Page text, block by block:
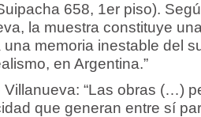
658, 1er piso).
la muestra constituye
una memoria inestable del
en Argentina.”
Villanueva: “Las obras (…)
que generan entre sí